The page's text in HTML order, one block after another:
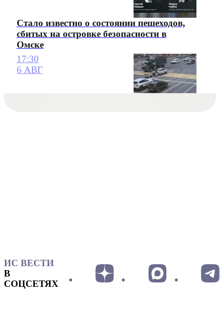
Стало известно о состоянии пешеходов,
сбитых на островке безопасности в
Омске
17:30
6 АВГ
ИС ВЕСТИ
В
СОЦСЕТЯХ